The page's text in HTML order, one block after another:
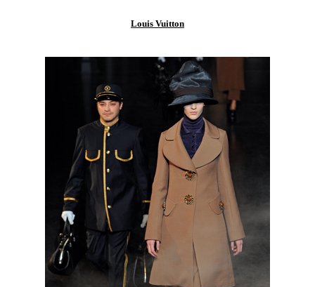
Louis Vuitton